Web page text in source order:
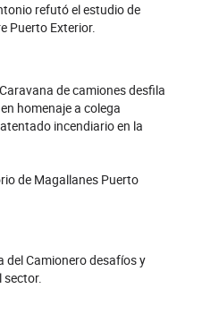
refutó el estudio de
Puerto Exterior.
Caravana de camiones desfila
homenaje a colega
incendiario en la
de Magallanes Puerto
del Camionero desafíos y
sector.